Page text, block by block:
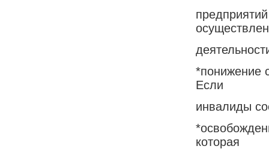
*понижение
Если
инвалиды
которая